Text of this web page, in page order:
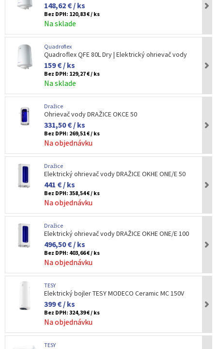
148,62 € / ks
Bez DPH: 120,83 € / ks
Na sklade
Quadroflex
Quadroflex QFE 80L Dry | Elektrický ohrievač vody
159 € / ks
Bez DPH: 129,27 € / ks
Na sklade
Dražice
Ohrievač vody DRAŽICE OKCE 50
331,50 € / ks
Bez DPH: 269,51 € / ks
Na objednávku
Dražice
Elektrický ohrievač vody DRAŽICE OKHE ONE/E 50
441 € / ks
Bez DPH: 358,54 € / ks
Na objednávku
Dražice
Elektrický ohrievač vody DRAŽICE OKHE ONE/E 100
496,50 € / ks
Bez DPH: 403,66 € / ks
Na objednávku
TESY
Elektrický bojler TESY MODECO Ceramic MC 150V
399 € / ks
Bez DPH: 324,39 € / ks
Na objednávku
TESY